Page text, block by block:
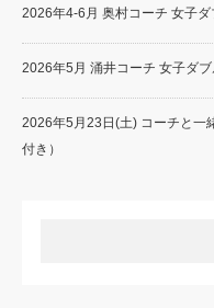
2026年4-6月 奥村コーチ 女子ダ
2026年5月 涌井コーチ 女子ダ
2026年5月23日(土) コーチと一
付き）